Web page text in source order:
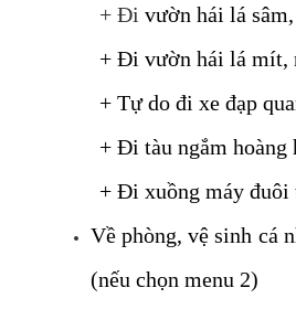
+ Đi vườn hái lá
+ Đi vườn hái lá mít,
+ Tự do đi xe đạp
+ Đi tàu ngắm hoàng
+ Đi xuồng máy đuôi
Về phòng, vệ sinh cá
(nếu chọn menu 2)